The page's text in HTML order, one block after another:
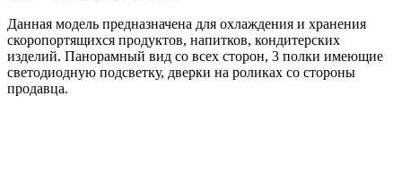
Данная модель предназначена для охлаждения и хранения
скоропортящихся продуктов, напитков, кондитерских
изделий. Панорамный вид со всех сторон, 3 полки имеющие
светодиодную подсветку, дверки на роликах со стороны
продавца.